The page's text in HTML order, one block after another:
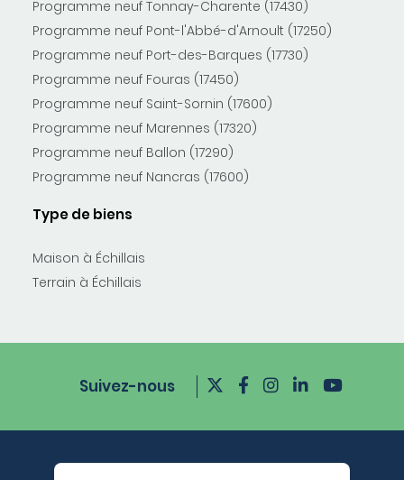
Programme neuf Tonnay-Charente (17430)
Programme neuf Pont-l'Abbé-d'Arnoult (17250)
Programme neuf Port-des-Barques (17730)
Programme neuf Fouras (17450)
Programme neuf Saint-Sornin (17600)
Programme neuf Marennes (17320)
Programme neuf Ballon (17290)
Programme neuf Nancras (17600)
Type de biens
Maison à Échillais
Terrain à Échillais
Suivez-nous